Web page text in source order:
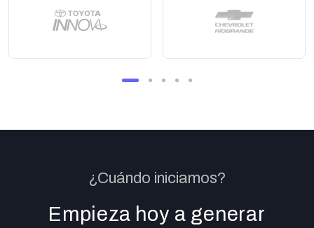
¿Cuándo iniciamos?
Empieza hoy a generar